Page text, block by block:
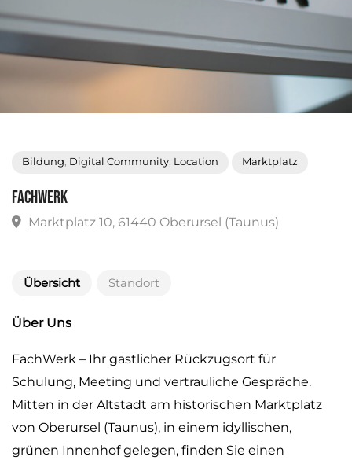
Bildung
Übersicht Standort
Über Uns
FachWerk – Ihr gastlicher Rückzugsort für
Schulung, Meeting und vertrauliche Gespräche.
Mitten in der Altstadt am historischen Marktplatz
von Oberursel (Taunus), in einem idyllischen,
grünen Innenhof gelegen, finden Sie einen